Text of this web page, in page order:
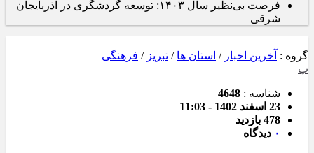
فرصت بی‌نظیر سال ۱۴۰۳: توسعه گردشگری در آذربایجان
شرقی
گروه : آخرین اخبار / استان ها / تبریز / فرهنگی
پ
شناسه : 4648
23 اسفند 1402 - 11:03
478 بازدید
۰ دیدگاه